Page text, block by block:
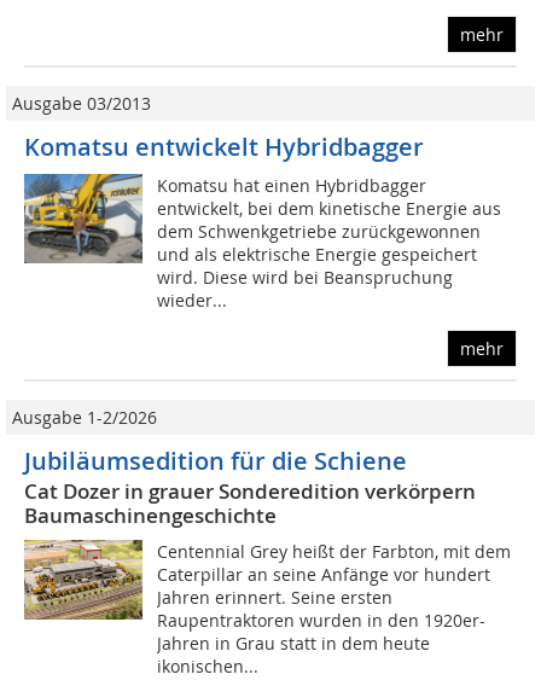
mehr
Ausgabe 03/2013
Komatsu entwickelt Hybridbagger
Komatsu hat einen Hybridbagger
entwickelt, bei dem kinetische Energie aus
dem Schwenkgetriebe zurückgewonnen
und als elektrische Energie gespeichert
wird. Diese wird bei Beanspruchung
wieder...
mehr
Ausgabe 1-2/2026
Jubiläumsedition für die Schiene
Cat Dozer in grauer Sonderedition verkörpern
Baumaschinengeschichte
Centennial Grey heißt der Farbton, mit dem
Caterpillar an seine Anfänge vor hundert
Jahren erinnert. Seine ersten
Raupentraktoren wurden in den 1920er-
Jahren in Grau statt in dem heute
ikonischen...